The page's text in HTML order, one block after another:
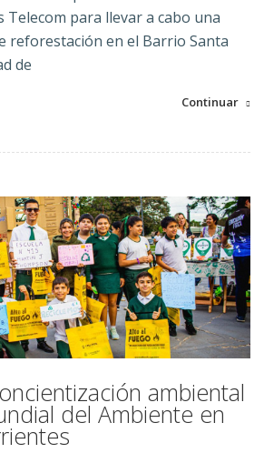
Telecom para llevar a cabo una
reforestación en el Barrio Santa
de
Continuar
ambiental
del Ambiente en